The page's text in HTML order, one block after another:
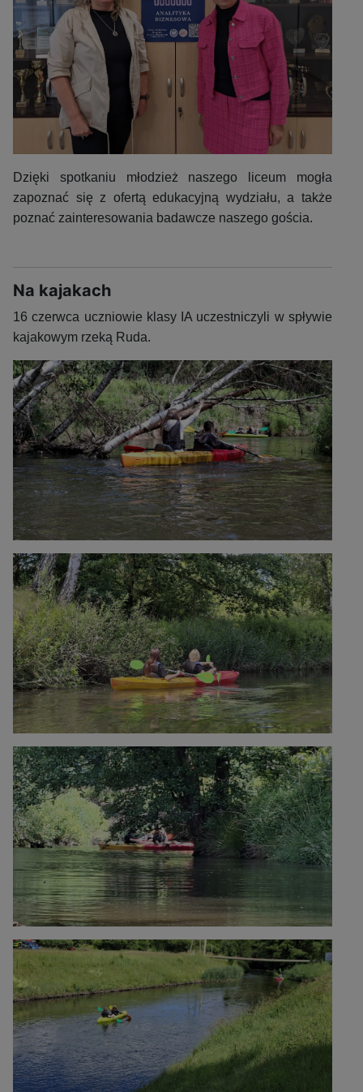
Dzięki spotkaniu młodzież naszego liceum mogła
zapoznać się z ofertą edukacyjną wydziału, a także
poznać zainteresowania badawcze naszego gościa.
Na kajakach
16 czerwca uczniowie klasy IA uczestniczyli w spływie
kajakowym rzeką Ruda.